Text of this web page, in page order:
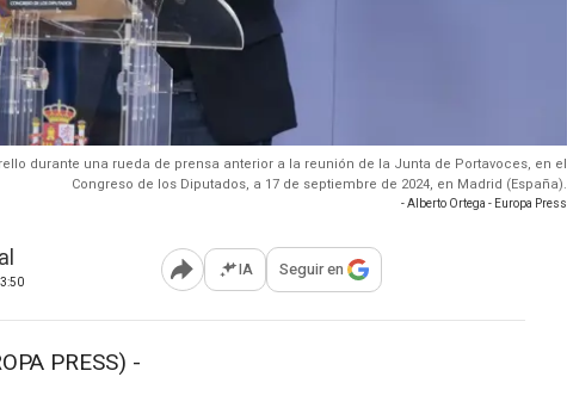
durante una rueda de prensa anterior a la reunión de la Junta de Portavoces, en el
Congreso de los Diputados, a 17 de septiembre de 2024, en Madrid (España).
- Alberto Ortega - Europa Press
Abrir opciones para compartir
IA Seguir en
PRESS) -